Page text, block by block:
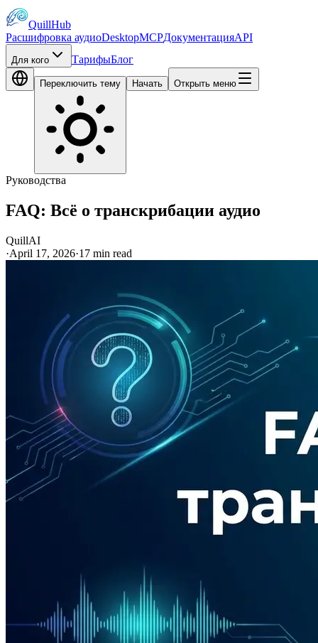
QuillHub
Расшифровка аудиоDesktopMCPДокументацияAPI
Для кого ТарифыБлог
Переключить тему Начать Открыть меню
Руководства
FAQ: Всё о транскрибации аудио
QuillAI
·April 17, 2026·17 min read